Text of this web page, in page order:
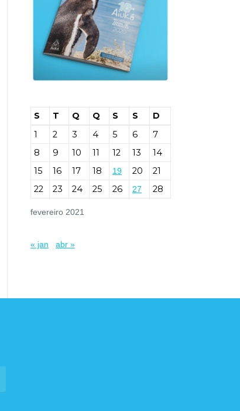
fevereiro 2021
S T Q Q S S
D
1
2 3 4 5 6
7
8
9 10 11 12 13
14
15
16 17 18 19 20
21
22
23 24 25 26 27 28
« jan abr »